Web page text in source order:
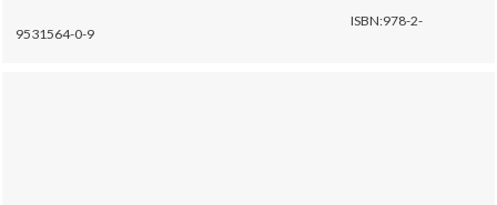
ISBN:978-2-
9531564-0-9